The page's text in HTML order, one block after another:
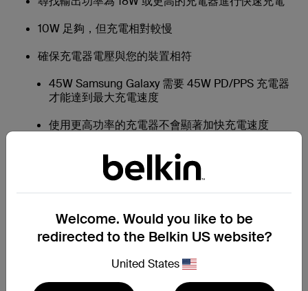
10W 足夠，但充電相對較慢
確保充電器電壓與您的裝置相符
45W Samsung Galaxy 需要 45W PD/PPS 充電器
才能達到最大充電速度
使用更高功率的充電器不會顯著加快充電速度
您的充電器功率應大於或等於手機的最大充電速率
2.充電線長度（與品質）
充電器附帶的電線（或單獨使用的電線）長度與品質也很重
主要考慮因素：
Welcome. Would you like to be
redirected to the Belkin US website?
United States